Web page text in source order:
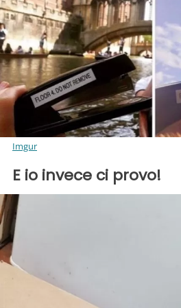
Imgur
E io invece ci provo!